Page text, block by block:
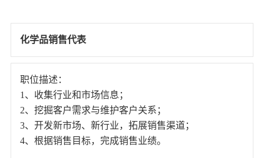
化学品销售代表
职位描述：
1、收集行业和市场信息；
2、挖掘客户需求与维护客户关系；
3、开发新市场、新行业，拓展销售渠道；
4、根据销售目标，完成销售业绩。